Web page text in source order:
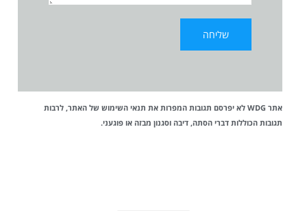
אתר WDG לא יפרסם תגובות המפרות את תנאי השימוש של האתר, לרבות
תגובות הכוללות דברי הסתה, דיבה וסגנון מבזה או פוגעני.